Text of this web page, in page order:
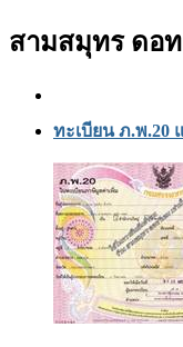
สามสมุทร ดอ
ทะเบียน ภ.พ.20